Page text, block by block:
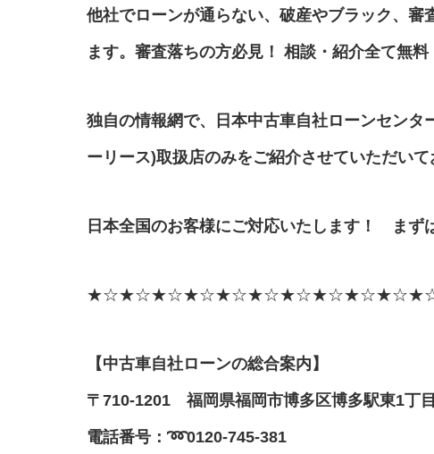
他社でローンが通らない、破産やブラック、
ます。 審査落ちの方必見！ 相談・紹介全て無料
独自の情報網で、日本中古車自社ローンセン
ーリース)取扱店のみをご紹介させていただいて
日本全国のお客様にご対応いたします！ まず
【中古車自社ローンの総合案内】
〒710-1201 福岡県福岡市博多区博多駅東1丁
電話番号： ➿0120-745-381